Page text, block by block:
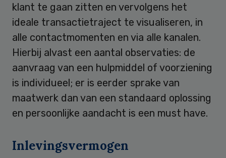
klant te gaan zitten en vervolgens het
ideale transactietraject te visualiseren, in
alle contactmomenten en via alle kanalen.
Hierbij alvast een aantal observaties: de
aanvraag van een hulpmiddel of voorziening
is individueel; er is eerder sprake van
maatwerk dan van een standaard oplossing
en persoonlijke aandacht is een must have.
Inlevingsvermogen